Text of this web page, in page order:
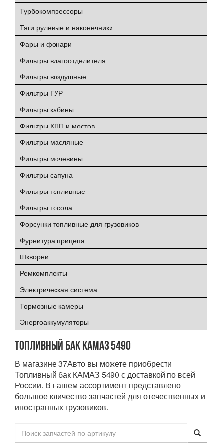
Турбокомпрессоры
Тяги рулевые и наконечники
Фары и фонари
Фильтры влагоотделителя
Фильтры воздушные
Фильтры ГУР
Фильтры кабины
Фильтры КПП и мостов
Фильтры масляные
Фильтры мочевины
Фильтры сапуна
Фильтры топливные
Фильтры тосола
Форсунки топливные для грузовиков
Фурнитура прицепа
Шкворни
Ремкомплекты
Электрическая система
Тормозные камеры
Энергоаккумуляторы
Топливный бак КАМАЗ 5490
В магазине 37Авто вы можете приобрести
Топливный бак КАМАЗ 5490 с доставкой по всей
России. В нашем ассортимент представлено
большое кличество запчастей для отечественных и
иностранных грузовиков.